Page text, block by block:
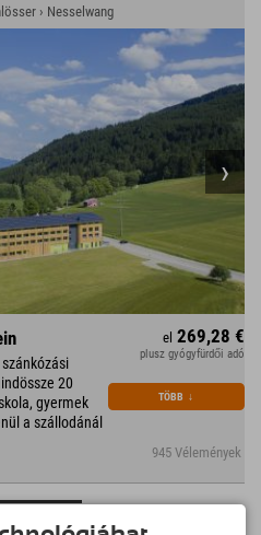
› Nesselwang
20
gyermek
a szállodánál
945 Vélemények
el 269,28 €
plusz gyógyfürdői adó
TÖBB ↓